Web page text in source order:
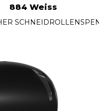
884 Weiss